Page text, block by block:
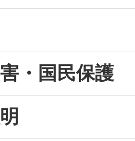
・国民保護